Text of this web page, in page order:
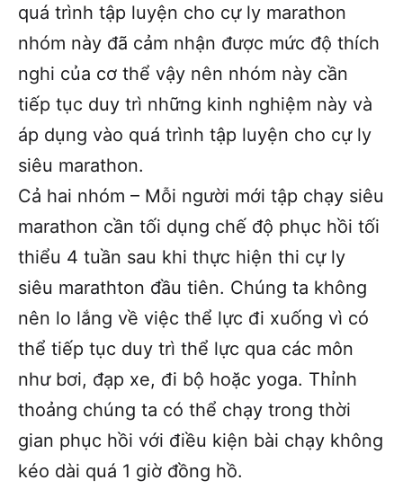
quá trình tập luyện cho cự ly marathon
nhóm này đã cảm nhận được mức độ thích
nghi của cơ thể vậy nên nhóm này cần
tiếp tục duy trì những kinh nghiệm này và
áp dụng vào quá trình tập luyện cho cự ly
siêu marathon.
Cả hai nhóm – Mỗi người mới tập chạy siêu
marathon cần tối dụng chế độ phục hồi tối
thiểu 4 tuần sau khi thực hiện thi cự ly
siêu marathton đầu tiên. Chúng ta không
nên lo lắng về việc thể lực đi xuống vì có
thể tiếp tục duy trì thể lực qua các môn
như bơi, đạp xe, đi bộ hoặc yoga. Thỉnh
thoảng chúng ta có thể chạy trong thời
gian phục hồi với điều kiện bài chạy không
kéo dài quá 1 giờ đồng hồ.